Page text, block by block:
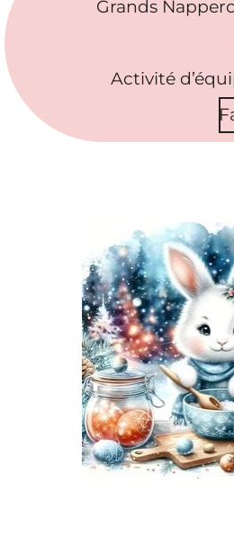
Grands
Activité